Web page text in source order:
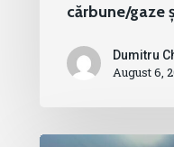
cărbune/gaze
Dumitru
August 6,